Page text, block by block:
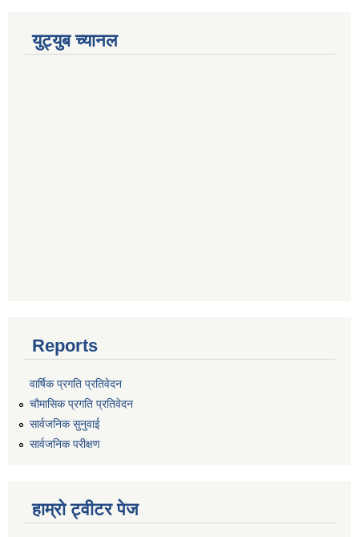
युट्युब च्यानल
Reports
वार्षिक प्रगति प्रतिवेदन
चौमासिक प्रगति प्रतिवेदन
सार्वजनिक सुनुवाई
सार्वजनिक परीक्षण
हाम्रो ट्वीटर पेज